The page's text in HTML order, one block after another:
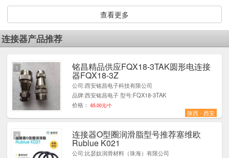
查看更多
连接器产品推荐
铭昌精品供应FQX18-3TAK圆形电连接
器FQX18-3Z
公司:西安铭昌电子科技有限公司
品牌:西安铭昌电子 型号:FQX18-3TAK
价格：
65.00元/个
陕西 - 西安
1
连接器O型圈润滑脂型号推荐塞维欧
Rublue K021
公司:比瑟奴润滑材料（珠海）有限公司
4